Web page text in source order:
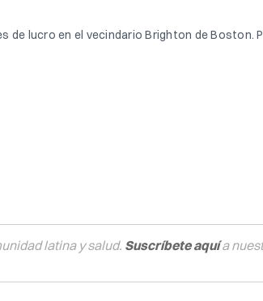
de lucro en el vecindario Brighton de Boston.
latina y salud. Suscríbete aquía